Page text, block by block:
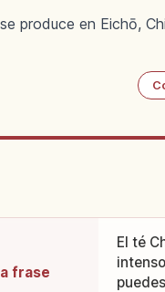
produce en Eichō,
frase
El té